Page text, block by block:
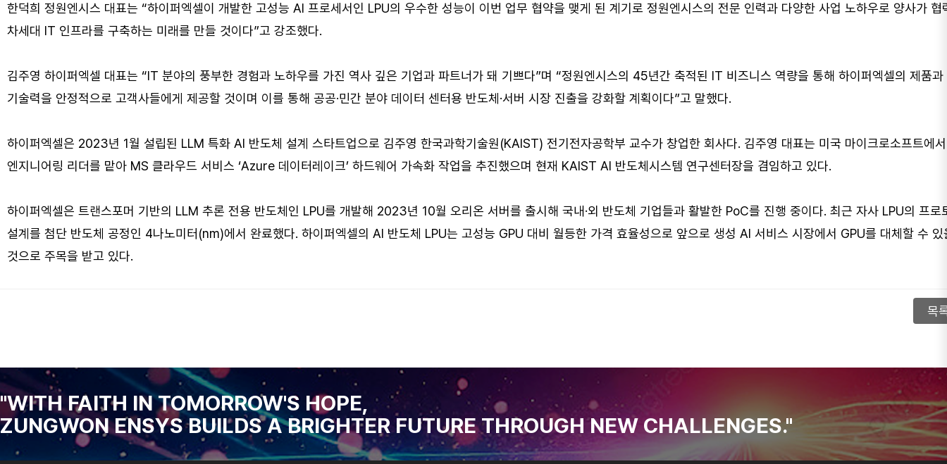
한덕희 정원엔시스 대표는 “하이퍼엑셀이 개발한 고성능 AI 프로세서인 LPU의 우수한 성능이 이번 업무 협약을 맺게 된 계기로 정원엔시스의 전문 인력과 다양한 사업 노하우로 양사가 협
차세대 IT 인프라를 구축하는 미래를 만들 것이다”고 강조했다.
김주영 하이퍼엑셀 대표는 “IT 분야의 풍부한 경험과 노하우를 가진 역사 깊은 기업과 파트너가 돼 기쁘다”며 “정원엔시스의 45년간 축적된 IT 비즈니스 역량을 통해 하이퍼엑셀의 제품과
기술력을 안정적으로 고객사들에게 제공할 것이며 이를 통해 공공·민간 분야 데이터 센터용 반도체·서버 시장 진출을 강화할 계획이다”고 말했다.
하이퍼엑셀은 2023년 1월 설립된 LLM 특화 AI 반도체 설계 스타트업으로 김주영 한국과학기술원(KAIST) 전기전자공학부 교수가 창업한 회사다. 김주영 대표는 미국 마이크로소프트에서
엔지니어링 리더를 맡아 MS 클라우드 서비스 ‘Azure 데이터레이크’ 하드웨어 가속화 작업을 추진했으며 현재 KAIST AI 반도체시스템 연구센터장을 겸임하고 있다.
하이퍼엑셀은 트랜스포머 기반의 LLM 추론 전용 반도체인 LPU를 개발해 2023년 10월 오리온 서버를 출시해 국내·외 반도체 기업들과 활발한 PoC를 진행 중이다. 최근 자사 LPU의 프로
설계를 첨단 반도체 공정인 4나노미터(nm)에서 완료했다. 하이퍼엑셀의 AI 반도체 LPU는 고성능 GPU 대비 월등한 가격 효율성으로 앞으로 생성 AI 서비스 시장에서 GPU를 대체할 수 있
것으로 주목을 받고 있다.
목
"WITH FAITH IN TOMORROW'S HOPE,
ZUNGWON ENSYS BUILDS A BRIGHTER FUTURE THROUGH NEW CHALLENGES."